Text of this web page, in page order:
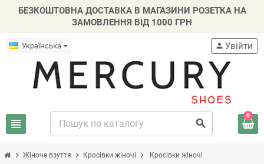
БЕЗКОШТОВНА ДОСТАВКА В МАГАЗИНИ РОЗЕТКА НА
ЗАМОВЛЕННЯ ВІД 1000 ГРН
Українська
view_headline search
person Увійти
0
chevron_right Жіноче взуття chevron_right Кросівки жіночі chevron_right Кросівки жіночі